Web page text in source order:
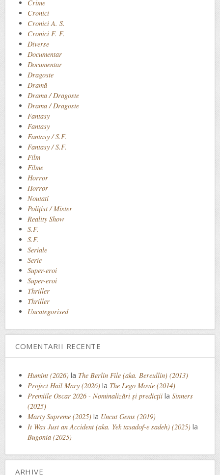
Crime
Cronici
Cronici A. S.
Cronici F. F.
Diverse
Documentar
Documentar
Dragoste
Dramă
Drama / Dragoste
Drama / Dragoste
Fantasy
Fantasy
Fantasy / S.F.
Fantasy / S.F.
Film
Filme
Horror
Horror
Noutati
Polițist / Mister
Reality Show
S.F.
S.F.
Seriale
Serie
Super-eroi
Super-eroi
Thriller
Thriller
Uncategorised
COMENTARII RECENTE
Humint (2026) la The Berlin File (aka. Bereullin) (2013)
Project Hail Mary (2026) la The Lego Movie (2014)
Premiile Oscar 2026 - Nominalizări și predicții la Sinners
(2025)
Marty Supreme (2025) la Uncut Gems (2019)
It Was Just an Accident (aka. Yek tasadof-e sadeh) (2025) la
Bugonia (2025)
ARHIVE